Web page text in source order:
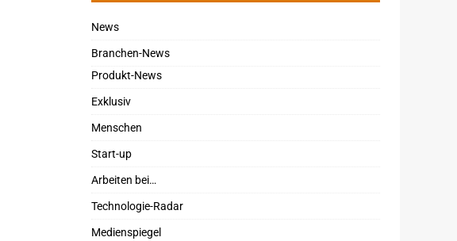
News
Branchen-News
Produkt-News
Exklusiv
Menschen
Start-up
Arbeiten bei…
Technologie-Radar
Medienspiegel